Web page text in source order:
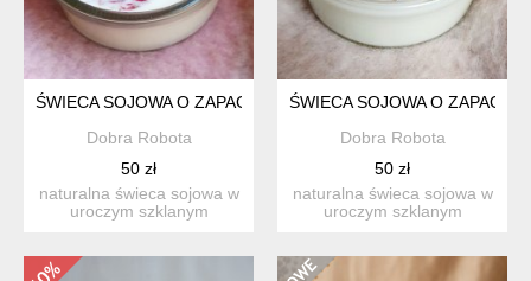
ŚWIECA SOJOWA O ZAPACHU ŚWIĄT, ŚWIECZKA SOJOWA
Dobra Robota
50 zł
naturalna świeca sojowa w
uroczym szklanym
ŚWIECA SOJOWA O
Dobra Robota
50 zł
naturalna świeca sojowa w
uroczym szklanym